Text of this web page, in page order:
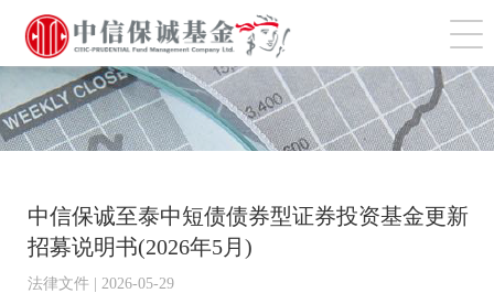
切
中信保诚至泰中短债债券型证券投资基金更新
招募说明书(2026年5月)
法律文件 | 2026-05-29